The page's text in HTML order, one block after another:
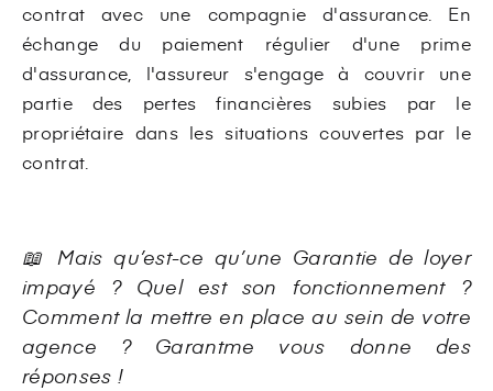
contrat avec une compagnie d'assurance. En
échange du paiement régulier d'une prime
d'assurance, l'assureur s'engage à couvrir une
partie des pertes financières subies par le
propriétaire dans les situations couvertes par le
contrat.
📖 Mais qu’est-ce qu’une Garantie de loyer
impayé ? Quel est son fonctionnement ?
Comment la mettre en place au sein de votre
agence ? Garantme vous donne des
réponses !